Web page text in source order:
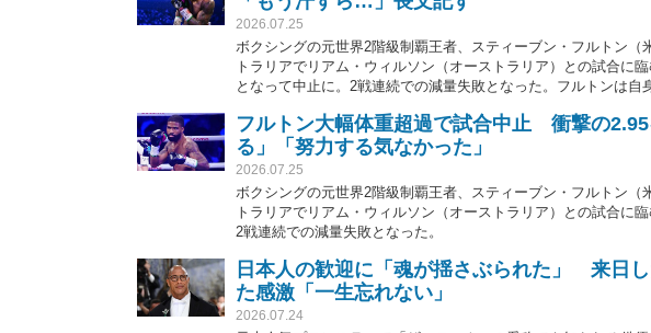
2026.07.25
ボクシングの元世界2階級制覇王者、スティーブン・フルトン（
トラリアでリアム・ウィルソン（オーストラリア）との試合に
となって中止に。2戦連続での減量失敗となった。フルトンは自
フルトン大幅体重超過で試合中止 衝撃の
る」「努力する気なかった」
2026.07.25
ボクシングの元世界2階級制覇王者、スティーブン・フルトン（
トラリアでリアム・ウィルソン（オーストラリア）との試合に
2戦連続での減量失敗となった。
日本人の歓迎に「魂が揺さぶられた」 来日
た感激「一生忘れない」
2026.07.24